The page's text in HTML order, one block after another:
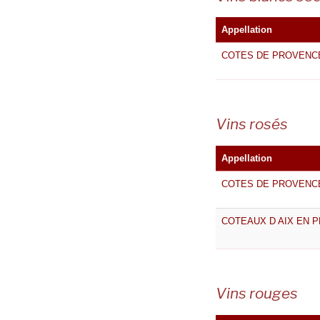
Appellation
COTES DE
Vins rosés
Appellation
COTES DE
COTEAUX D AIX EN
Vins rouges